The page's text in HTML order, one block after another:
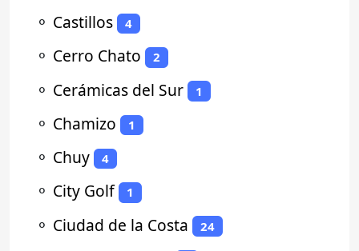
⚬ Castillos 4
⚬ Cerro Chato 2
⚬ Cerámicas del Sur 1
⚬ Chamizo 1
⚬ Chuy 4
⚬ City Golf 1
⚬ Ciudad de la Costa 24